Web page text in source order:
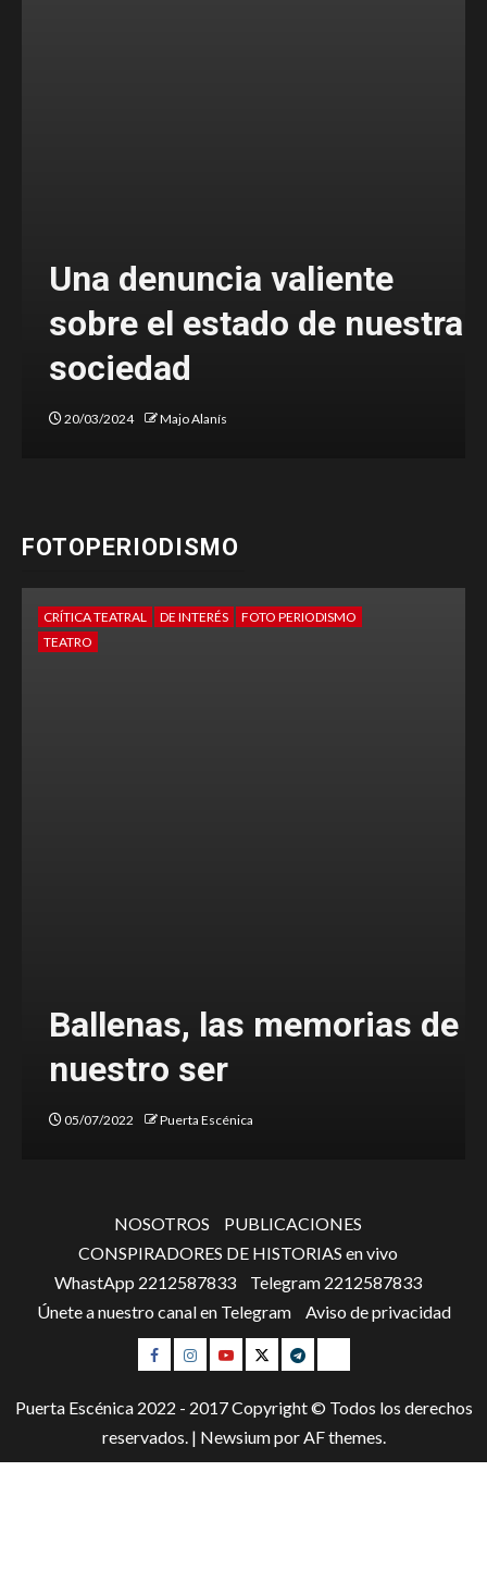
Una denuncia valiente
sobre el estado de nuestra
sociedad
20/03/2024 Majo Alanís
FOTOPERIODISMO
CRÍTICA TEATRAL DE INTERÉS
FOTO PERIODISMO
TEATRO
Ballenas, las memorias de
nuestro ser
05/07/2022 Puerta Escénica
NOSOTROS
PUBLICACIONES
CONSPIRADORES DE HISTORIAS en vivo
WhastApp 2212587833
Telegram 2212587833
Únete a nuestro canal en Telegram
Aviso de privacidad
Facebook
Instagram
YoutubeTwitterTelegram
Puerta Escénica 2022 - 2017 Copyright © Todos los derechos
reservados. | Newsiumpor AF themes.